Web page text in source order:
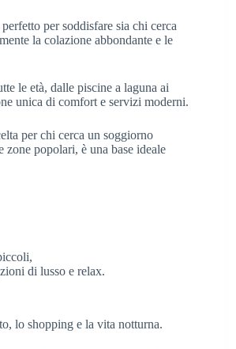
per soddisfare sia chi cerca
la colazione abbondante e le
le età, dalle piscine a laguna ai
unica di comfort e servizi moderni.
per chi cerca un soggiorno
popolari, è una base ideale
di lusso e relax.
lo shopping e la vita notturna.